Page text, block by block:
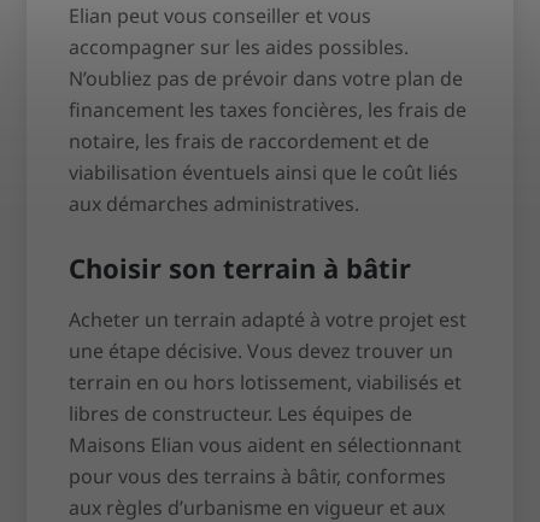
Elian peut vous conseiller et vous
accompagner sur les aides possibles.
N’oubliez pas de prévoir dans votre plan de
financement les taxes foncières, les frais de
notaire, les frais de raccordement et de
viabilisation éventuels ainsi que le coût liés
aux démarches administratives.
Choisir son terrain à bâtir
Acheter un terrain adapté à votre projet est
une étape décisive. Vous devez trouver un
terrain en ou hors lotissement, viabilisés et
libres de constructeur. Les équipes de
Maisons Elian vous aident en sélectionnant
pour vous des terrains à bâtir, conformes
aux règles d’urbanisme en vigueur et aux